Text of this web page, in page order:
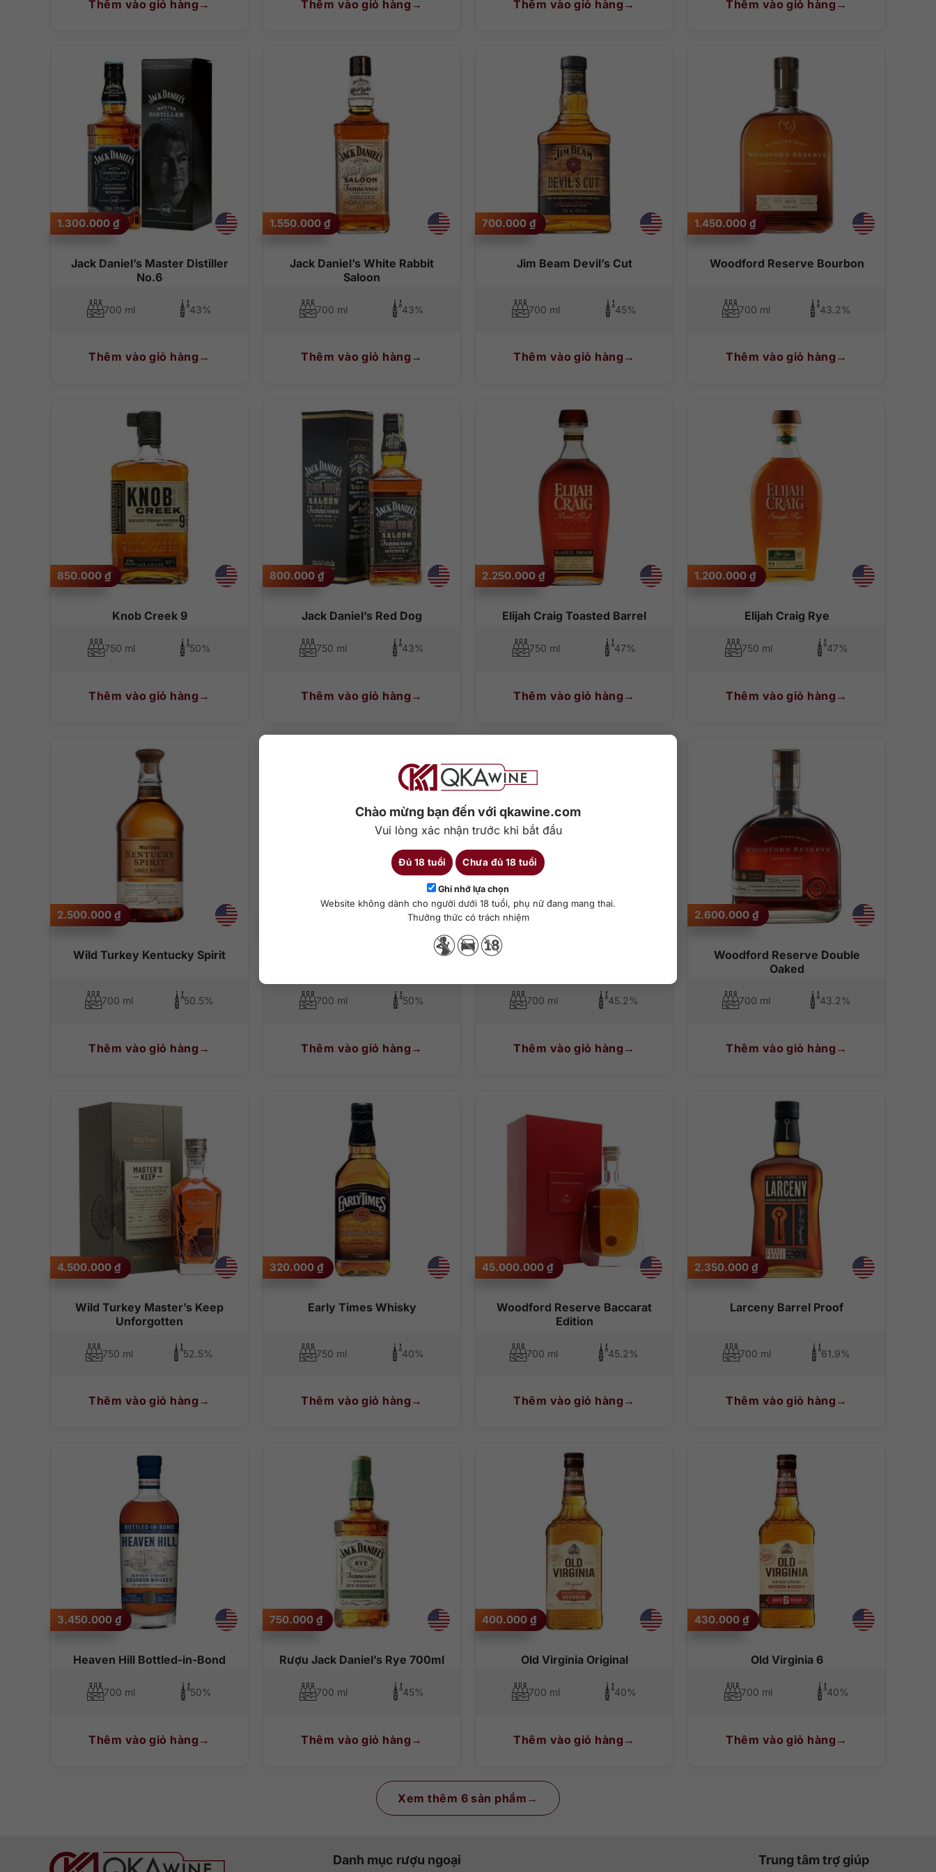
Chào mừng bạn đến với qkawine.com
Vui lòng xác nhận trước khi bắt đầu
Đủ 18 tuổi Chưa đủ 18 tuổi
Ghi nhớ lựa chọn
Website không dành cho người dưới 18 tuổi, phụ nữ đang mang thai.
Thưởng thức có trách nhiệm
Thêm vào giỏ hàng Thêm vào giỏ hàng Thêm vào giỏ hàng Thêm vào giỏ hàng
Jack Daniel’s Master Distiller
No.6
1.300.000 ₫
700 ml 43%
Thêm vào giỏ hàng
Jack Daniel’s White Rabbit
Saloon
1.550.000 ₫
700 ml 43%
Thêm vào giỏ hàng
Jim Beam Devil’s Cut
700.000 ₫
700 ml 45%
Thêm vào giỏ hàng
Woodford Reserve Bourbon
1.450.000 ₫
700 ml 43.2%
Thêm vào giỏ hàng
Knob Creek 9
850.000 ₫
750 ml 50%
Thêm vào giỏ hàng
Jack Daniel’s Red Dog
800.000 ₫
750 ml 43%
Thêm vào giỏ hàng
Elijah Craig Toasted Barrel
2.250.000 ₫
750 ml 47%
Thêm vào giỏ hàng
Elijah Craig Rye
1.200.000 ₫
750 ml 47%
Thêm vào giỏ hàng
Wild Turkey Kentucky Spirit
2.500.000 ₫
700 ml 50.5%
Thêm vào giỏ hàng
700 ml 50%
Thêm vào giỏ hàng
1.800.000
700 ml 45.2%
Thêm vào giỏ hàng
Woodford Reserve Double
Oaked
2.600.000 ₫
700 ml 43.2%
Thêm vào giỏ hàng
Wild Turkey Master’s Keep
Unforgotten
4.500.000 ₫
750 ml 52.5%
Thêm vào giỏ hàng
Early Times Whisky
320.000 ₫
750 ml 40%
Thêm vào giỏ hàng
Woodford Reserve Baccarat
Edition
45.000.000 ₫
700 ml 45.2%
Thêm vào giỏ hàng
Larceny Barrel Proof
2.350.000 ₫
700 ml 61.9%
Thêm vào giỏ hàng
Heaven Hill Bottled-in-Bond
3.450.000 ₫
700 ml 50%
Thêm vào giỏ hàng
Rượu Jack Daniel’s Rye 700ml
750.000 ₫
700 ml 45%
Thêm vào giỏ hàng
Old Virginia Original
400.000 ₫
700 ml 40%
Thêm vào giỏ hàng
Old Virginia 6
430.000 ₫
700 ml 40%
Thêm vào giỏ hàng
Xem thêm 6 sản phẩm
Danh mục rượu ngoại Trung tâm trợ giúp